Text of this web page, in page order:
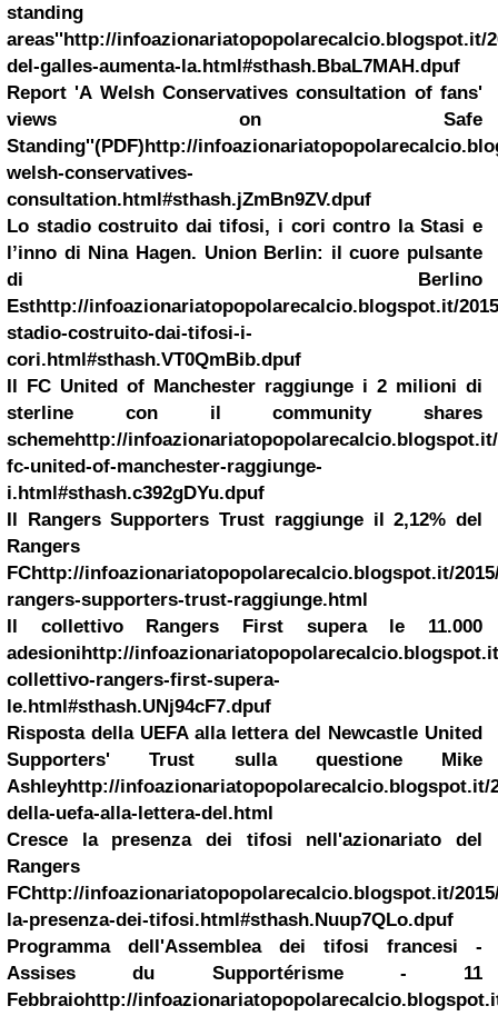
standing
areas''http://infoazionariatopopolarecalcio.blogspot.it/
del-galles-aumenta-la.html#sthash.BbaL7MAH.dpuf
Report 'A Welsh Conservatives consultation of fans'
views on Safe
Standing''(PDF)http://
welsh-conservatives-
consultation.html#sthash.jZmBn9ZV.dpuf
Lo stadio costruito dai tifosi, i cori contro la Stasi e
l’inno di Nina Hagen. Union Berlin: il cuore pulsante
di Berlino
Esthttp://infoazionariatopopolarecalcio.blogspot.it/
stadio-costruito-dai-tifosi-i-
cori.html#sthash.VT0QmBib.dpuf
Il FC United of Manchester raggiunge i 2 milioni di
sterline con il community shares
schemehttp://infoazionariatopopolarecalcio.blogspot.it/
fc-united-of-manchester-raggiunge-
i.html#sthash.c392gDYu.dpuf
Il Rangers Supporters Trust raggiunge il 2,12% del
Rangers
FChttp://infoazionariatopopolarecalcio.blogspot.it/
rangers-supporters-trust-raggiunge.html
Il collettivo Rangers First supera le 11.000
adesionihttp://
collettivo-rangers-first-supera-
le.html#sthash.UNj94cF7.dpuf
Risposta della UEFA alla lettera del Newcastle United
Supporters' Trust sulla questione Mike
Ashleyhttp://infoazionariatopopolarecalcio.blogspot.it/
della-uefa-alla-lettera-del.html
Cresce la presenza dei tifosi nell'azionariato del
Rangers
FChttp://infoazionariatopopolarecalcio.blogspot.it/
la-presenza-dei-tifosi.html#sthash.Nuup7QLo.dpuf
Programma dell'Assemblea dei tifosi francesi -
Assises du Supportérisme - 11
Febbraiohttp://